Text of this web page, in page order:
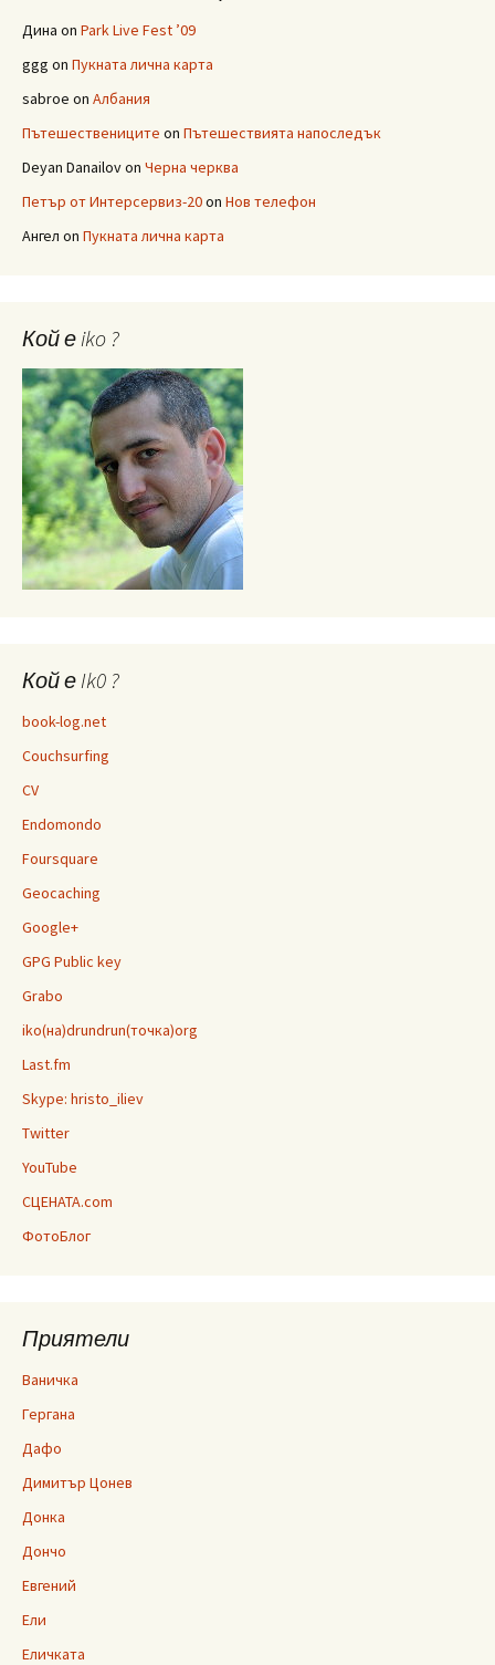
Дина on Park Live Fest ’09
ggg on Пукната лична карта
sabroe on Албания
Пътешествениците on Пътешествията напоследък
Deyan Danailovon Черна черква
Петър от Интерсервиз-20on Нов телефон
Ангел on Пукната лична карта
Кой е iko ?
Кой е Ik0 ?
book-log.net
Couchsurfing
CV
Endomondo
Foursquare
Geocaching
Google+
GPG Public key
Grabo
iko(на)drundrun(точка)org
Last.fm
Skype: hristo_iliev
Twitter
YouTube
СЦЕНАТА.com
ФотоБлог
Приятели
Ваничка
Гергана
Дафо
Димитър Цонев
Донка
Дончо
Евгений
Ели
Еличката